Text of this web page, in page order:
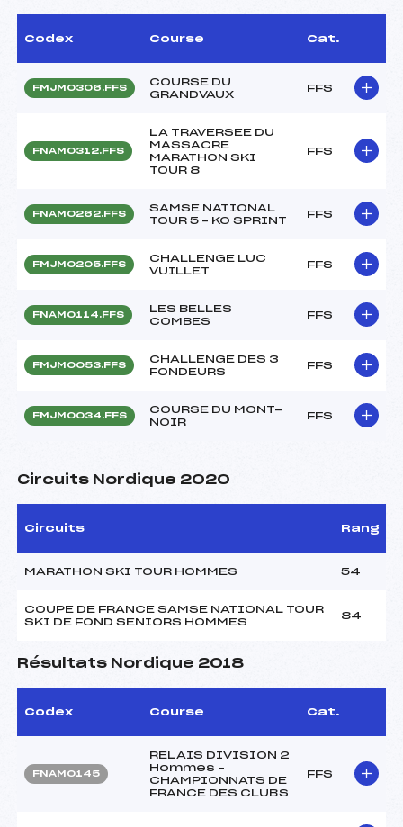
Codex Course Cat.
FMJM0306.FFS
COURSE DU
GRANDVAUX
FFS
FNAM0312.FFS
LA TRAVERSEE DU
MASSACRE
MARATHON SKI
TOUR 8
FFS
FNAM0262.FFS
SAMSE NATIONAL
TOUR 5 – KO SPRINT
FFS
FMJM0205.FFS
CHALLENGE LUC
VUILLET
FFS
FNAM0114.FFS
LES BELLES
COMBES
FFS
FMJM0053.FFS
CHALLENGE DES 3
FONDEURS
FFS
FMJM0034.FFS
COURSE DU MONT-
NOIR
FFS
Circuits Nordique 2020
Circuits Rang
MARATHON SKI TOUR HOMMES 54
COUPE DE FRANCE SAMSE NATIONAL TOUR
SKI DE FOND SENIORS HOMMES
84
Résultats Nordique 2018
Codex Course Cat.
FNAM0145
RELAIS DIVISION 2
Hommes –
CHAMPIONNATS DE
FRANCE DES CLUBS
FFS